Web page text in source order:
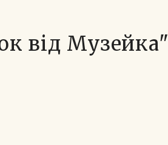
від Музейка"